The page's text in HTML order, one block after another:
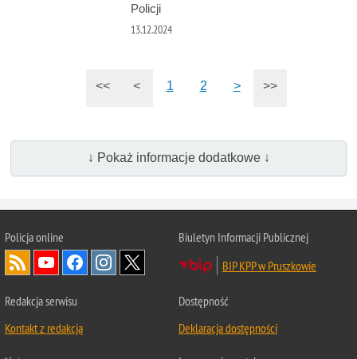
Policji
13.12.2024
<< < 1 2 > >>
↓ Pokaż informacje dodatkowe ↓
Policja online
Biuletyn Informacji Publicznej
BIP KPP w Pruszkowie
Redakcja serwisu
Kontakt z redakcją
Dostępność
Deklaracja dostępności